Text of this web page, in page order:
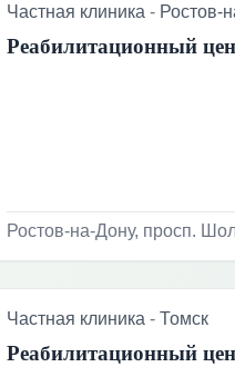
Частная клиника - Ростов-
Реабилитационный
Ростов-на-Дону, просп.
Частная клиника - Томск
Реабилитационный